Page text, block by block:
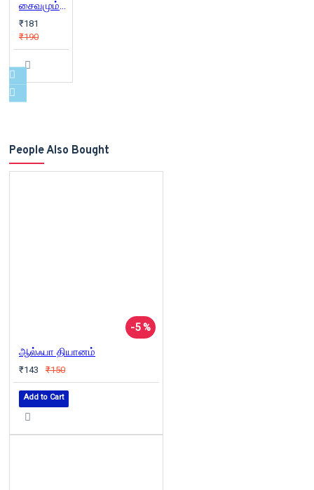
சைவமும் வைணவமும்
₹181
₹190
People Also Bought
-5 %
ஆல்ஃபா தியானம்
₹143 ₹150
Add to Cart